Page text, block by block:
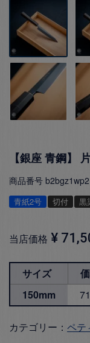
【銀座 青鋼】
商品番号 b2bgz1wp2
青紙2号 切付 黒
当店価格 ¥
サイズ
150mm
カテゴリー： ペテ